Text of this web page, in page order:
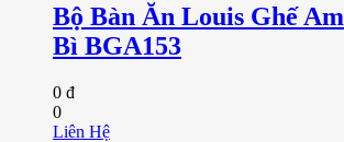
Bộ Bàn Ăn Louis Ghế
Bì BGA153
0 đ
0
Liên Hệ